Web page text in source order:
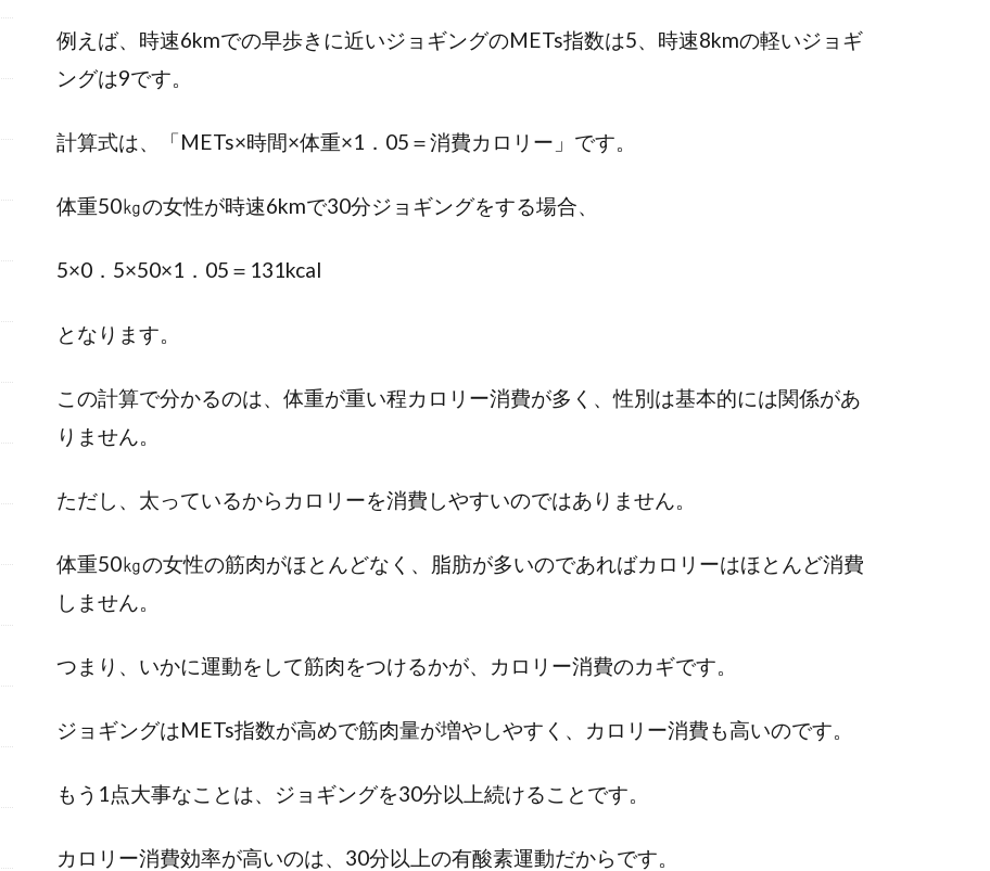
例えば、時速6kmでの早歩きに近いジョギングのMETs指数は5、時速8kmの軽いジョギ
ングは9です。
計算式は、「METs×時間×体重×1．05＝消費カロリー」です。
体重50㎏の女性が時速6kmで30分ジョギングをする場合、
5×0．5×50×1．05＝131kcal
となります。
この計算で分かるのは、体重が重い程カロリー消費が多く、性別は基本的には関係があ
りません。
ただし、太っているからカロリーを消費しやすいのではありません。
体重50㎏の女性の筋肉がほとんどなく、脂肪が多いのであればカロリーはほとんど消費
しません。
つまり、いかに運動をして筋肉をつけるかが、カロリー消費のカギです。
ジョギングはMETs指数が高めで筋肉量が増やしやすく、カロリー消費も高いのです。
もう1点大事なことは、ジョギングを30分以上続けることです。
カロリー消費効率が高いのは、30分以上の有酸素運動だからです。